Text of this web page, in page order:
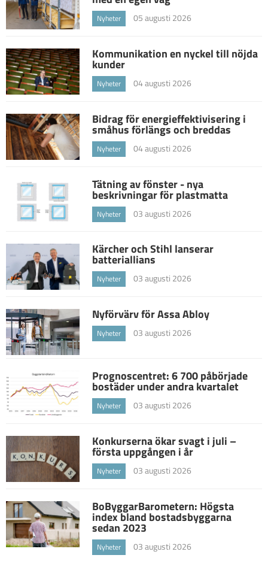
Nyheter 05 augusti 2026
Kommunikation en nyckel till nöjda
kunder
Nyheter 04 augusti 2026
Bidrag för energieffektivisering i
småhus förlängs och breddas
Nyheter 04 augusti 2026
Tätning av fönster - nya
beskrivningar för plastmatta
Nyheter 03 augusti 2026
Kärcher och Stihl lanserar
batteriallians
Nyheter 03 augusti 2026
Nyförvärv för Assa Abloy
Nyheter 03 augusti 2026
Prognoscentret: 6 700 påbörjade
bostäder under andra kvartalet
Nyheter 03 augusti 2026
Konkurserna ökar svagt i juli –
första uppgången i år
Nyheter 03 augusti 2026
BoByggarBarometern: Högsta
index bland bostadsbyggarna
sedan 2023
Nyheter 03 augusti 2026